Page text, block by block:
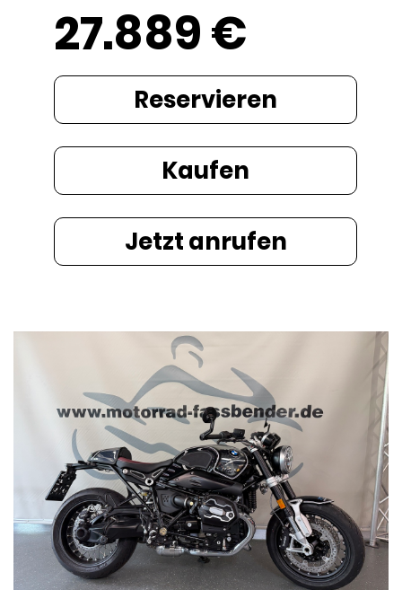
27.889 €
Reservieren
Kaufen
Jetzt anrufen